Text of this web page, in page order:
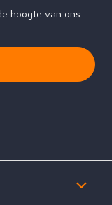
hoogte van ons